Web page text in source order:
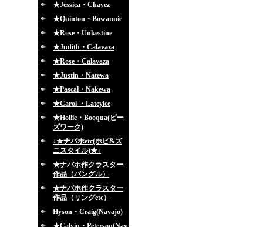
★Jessica・Chavez
★Quinton・Bowannie
★Rose・Unkestine
★Judith・Calavaza
★Rose・Calavaza
★Justin・Natewa
★Pascal・Nakewa
★Carol ・Lateyice
★Hollie・Booqua(ビー
ズワーク)
↓★ナバホetc(ホピ&ズ
ニスタイル)★↓
★ナバホ作クラスター
作品（バングル）
★ナバホ作クラスター
作品（リングetc）
Hyson・Craig(Navajo)